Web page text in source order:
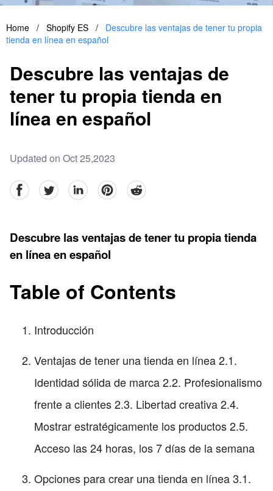
Home / Shopify ES /
Descubre las ventajas de tener tu propia
tienda en línea en español
Descubre las ventajas de
tener tu propia tienda en
línea en español
Updated on Oct 25,2023
facebookTwitter linkedinpinterestreddit
Descubre las ventajas de tener tu propia tienda
en línea en español
Table of Contents
Introducción
Ventajas de tener una tienda en línea 2.1.
Identidad sólida de marca 2.2. Profesionalismo
frente a clientes 2.3. Libertad creativa 2.4.
Mostrar estratégicamente los productos 2.5.
Acceso las 24 horas, los 7 días de la semana
Opciones para crear una tienda en línea 3.1.